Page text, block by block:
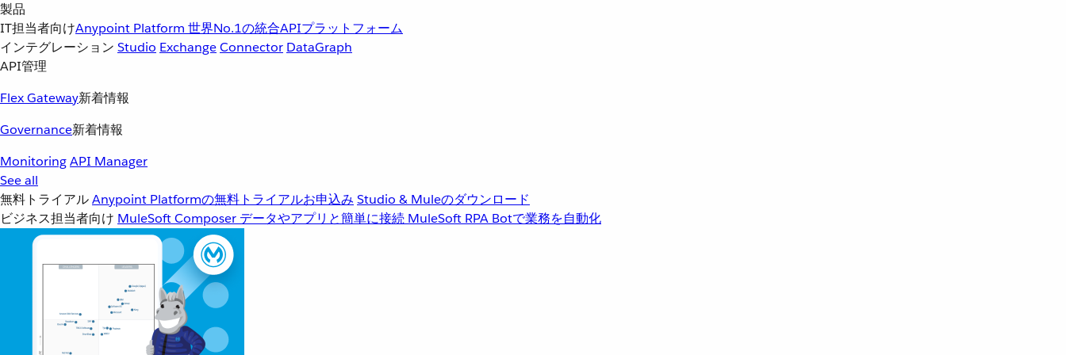
製品
IT担当者向けAnypoint Platform 世界No.1の統合APIプラットフォーム
インテグレーション Studio ExchangeConnector DataGraph
API管理
Flex Gateway新着情報
Governance新着情報
MonitoringAPI Manager
See all
無料トライアルAnypoint Platformの無料トライアルお申込み Studio & Muleのダウンロード
ビジネス担当者向け MuleSoft Composer データやアプリと簡単に接続 MuleSoft RPA Botで業務を自動化